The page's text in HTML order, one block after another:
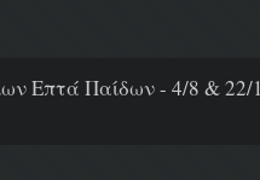
Επτά Παίδων - 4/8 & 22/